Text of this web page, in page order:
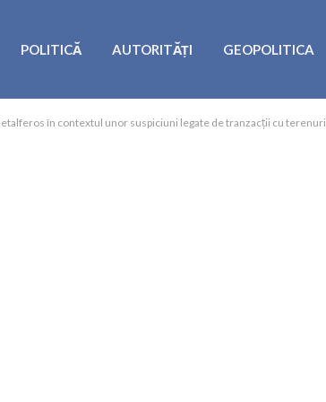
POLITICĂ AUTORITĂȚI GEOPOLITICA
în contextul unor suspiciuni legate de tranzacții cu terenuri